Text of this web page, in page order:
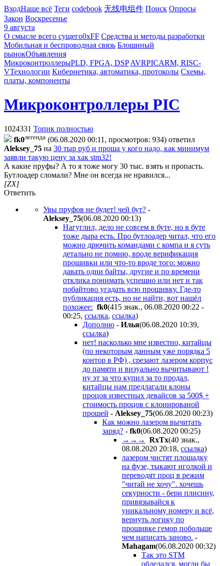
ВходНаше всё Теги codebook 无线电组件 Поиск Опросы
Закон Воскресенье
9 августа
О смысле всего сущего0xFF Средства и методы разработки
Мобильная и беспроводная связь Блошиный
рынокОбъявления
МикроконтроллерыPLD, FPGA, DSP AVRPICARM, RISC-
VТехнологии Кибернетика, автоматика, протоколы Схемы,
платы, компоненты
Микроконтроллеры PIC
1024331 Топик полностью
fk0легенда (06.08.2020 00:11, просмотров: 934) ответил
Aleksey_75 на 30 тыр руб и проша у кого надо, как минимум
заявли такую цену за хак stm32!
А какие пруфы? А то я тоже могу 30 тыс. взять и пропасть.
Бутлоадер сломали? Мне он всегда не нравился...
[ZX]
Ответить
Увы пруфов не будет! чей бут? -
Aleksey_75(06.08.2020 00:13)
Нагуглил, дело не совсем в буте, но в буте
тоже дыра есть. Про бутлоадер читал, что его
можно дрючить командами с компа и я суть
детально не помню, вроде верификация
прошивки или что-то вроде того: можно
давать одни байты, другие и по времени
отклика понимать успешно или нет и так
побайтово угадать всю прошивку. Где-то
публикация есть, но не найти, вот нашёл
похожее: fk0(415 знак., 06.08.2020 00:22 -
00:25, ссылка, ссылка)
Дополню - Илья(06.08.2020 10:39,
ссылка)
нет! насколько мне известно, китайцы
(по некоторым данным уже порядка 5
контор в РФ) , срезают лазером корпус
до памяти и визуально вычитывают !
ну эт за что купил за то продал,
китайцы нам предлагали клоны
процов известных девайсов за 500$ +
стоимость процов с клонированой
прошей - Aleksey_75(06.08.2020 00:23)
Как можно лазером вычитать
заряд? - fk0(06.08.2020 00:25)
→→→
RxTx(40 знак.,
08.08.2020 20:18, ссылка)
лазером чистят площадку
на фузе, тыкают иголкой и
переводят проц в режим
"читай не хочу". хочешь
секурности - бери плисину,
привязывайся к
уникальному номеру и всё,
вернуть логику по
прошивке гемор побольше
чем написать заново. -
Mahagam(06.08.2020 00:32)
Так это STM
обделался, могли бы